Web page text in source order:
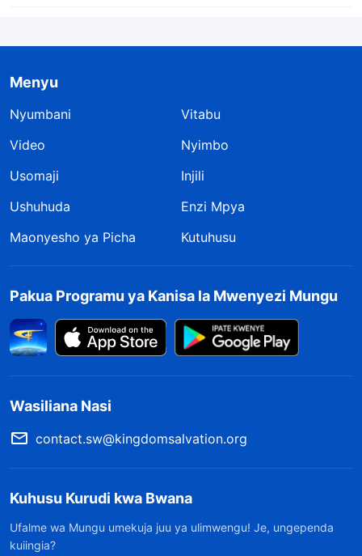
Menyu
Nyumbani
Vitabu
Video
Nyimbo
Usomaji
Injili
Ushuhuda
Enzi Mpya
Maonyesho ya Picha
Kutuhusu
Pakua Programu ya Kanisa la Mwenyezi Mungu
Wasiliana Nasi
contact.sw@kingdomsalvation.org
Kuhusu Kurudi kwa Bwana
Ufalme wa Mungu umekuja juu ya ulimwengu! Je, ungependa
kuiingia?